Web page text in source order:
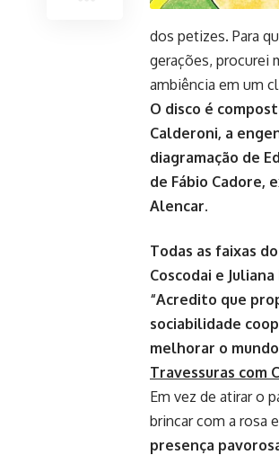
dos petizes. Para
gerações, procurei
ambiência em um
O disco é
Calderoni, a
diagramação de
de Fábio Cadore,
Alencar.
Todas as faixas
Coscodai e
“Acredito que
sociabilidade
melhorar o
Travessuras com
Em vez de atirar o
brincar com a rosa
presença